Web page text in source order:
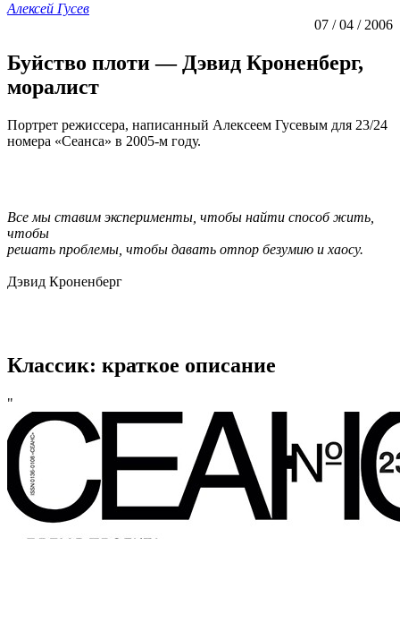
Алексей Гусев
07 / 04 / 2006
Буйство плоти — Дэвид Кроненберг,
моралист
Портрет режиссера, написанный Алексеем Гусевым для 23/24
номера «Сеанса» в 2005-м году.
Все мы ставим эксперименты, чтобы найти способ жить,
чтобы
решать проблемы, чтобы давать отпор безумию и хаосу.
Дэвид Кроненберг
Классик: краткое описание